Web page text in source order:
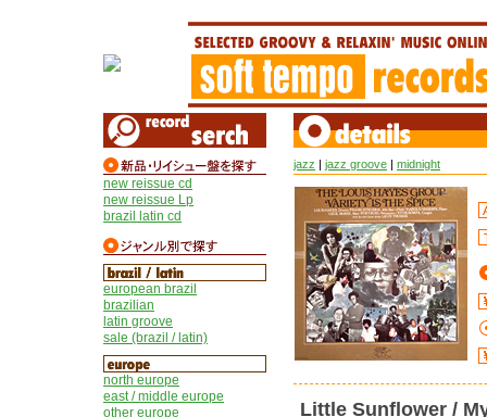
jazz | jazz groove | midnight
Little Sunflower /
new reissue cd
new reissue Lp
brazil latin cd
european brazil
brazilian
latin groove
sale (brazil / latin)
north europe
east / middle europe
other europe